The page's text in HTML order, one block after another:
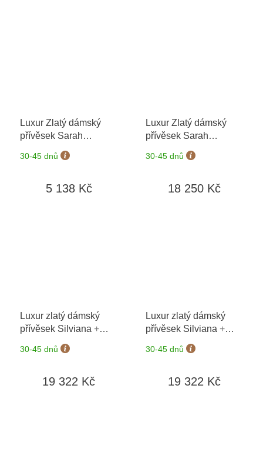
Luxur Zlatý dámský
přívěsek Sarah
+ možnost
výměny do 90 dní
30-45 dnů
5 138 Kč
Luxur Zlatý dámský
přívěsek Sarah
+ možnost
výměny do 90 dní
30-45 dnů
18 250 Kč
Luxur zlatý dámský
přívěsek Silviana +
možnost výměny do 90
dní
30-45 dnů
19 322 Kč
Luxur zlatý dámský
přívěsek Silviana +
možnost výměny do 90
dní
30-45 dnů
19 322 Kč